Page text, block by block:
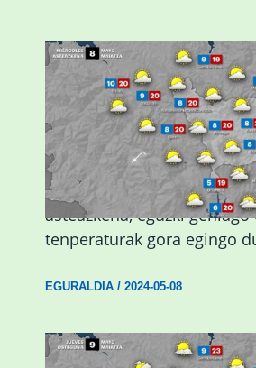
Eguraldiak hobera egingo
asteazkena, eguzki gehiago
tenperaturak gora egingo
EGURALDIA/ 2024-05-08